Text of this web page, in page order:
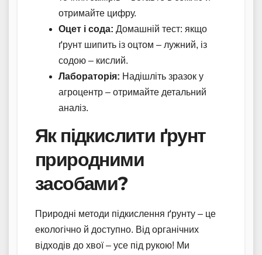
отримайте цифру.
Оцет і сода: Домашній тест: якщо
ґрунт шипить із оцтом – лужний, із
содою – кислий.
Лабораторія: Надішліть зразок у
агроцентр – отримайте детальний
аналіз.
Як підкислити ґрунт
природними
засобами?
Природні методи підкислення ґрунту – це
екологічно й доступно. Від органічних
відходів до хвої – усе під рукою! Ми